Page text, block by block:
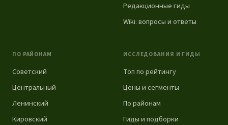
Редакционные гиды
Wiki: вопросы и ответы
ПО РАЙОНАМ
Советский
Центральный
Ленинский
Кировский
ИССЛЕДОВАНИЯ И ГИДЫ
Топ по рейтингу
Цены и сегменты
По районам
Гиды и подборки